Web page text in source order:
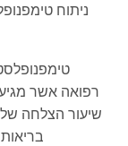
ניתוח
רפואה אשר